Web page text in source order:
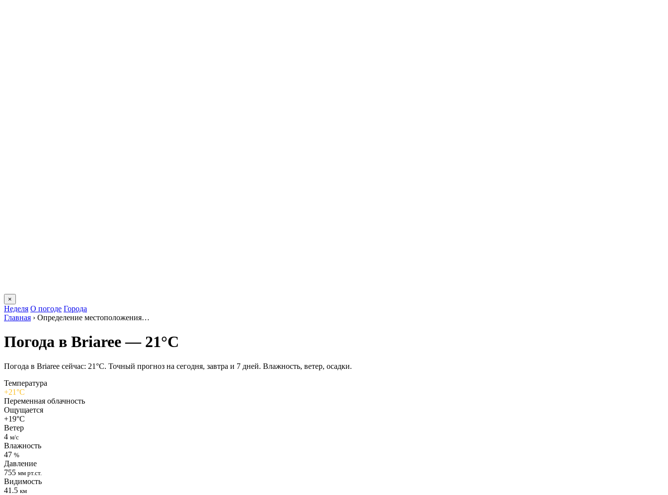
×
Неделя О погоде Города
Главная › Определение местоположения…
Погода в Briareе — 21°C
Погода в Briareе сейчас: 21°C. Точный прогноз на сегодня, завтра и 7 дней. Влажность, ветер, осадки.
Температура
+21°C
Переменная облачность
Ощущается
+19°C
Ветер
4 м/с
Влажность
47 %
Давление
755 мм рт.ст.
Видимость
41.5 км